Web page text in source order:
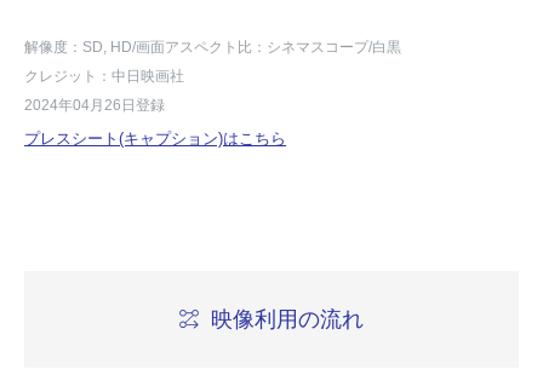
解像度：SD, HD/画面アスペクト比：シネマスコープ/白黒
クレジット：中日映画社
2024年04月26日登録
プレスシート(キャプション)はこちら
映像利用の流れ